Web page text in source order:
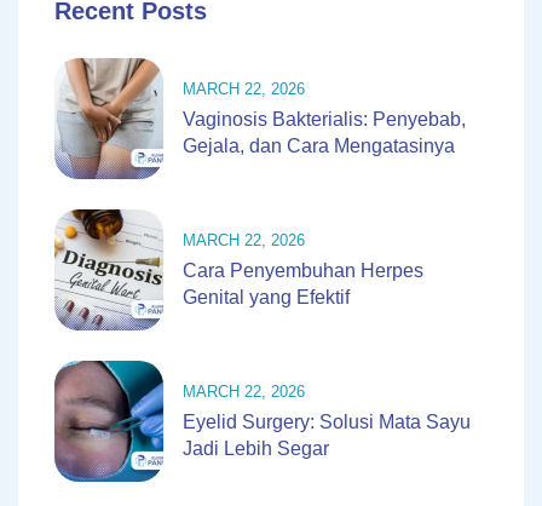
Recent Posts
MARCH 22, 2026
Vaginosis Bakterialis: Penyebab,
Gejala, dan Cara Mengatasinya
MARCH 22, 2026
Cara Penyembuhan Herpes
Genital yang Efektif
MARCH 22, 2026
Eyelid Surgery: Solusi Mata Sayu
Jadi Lebih Segar